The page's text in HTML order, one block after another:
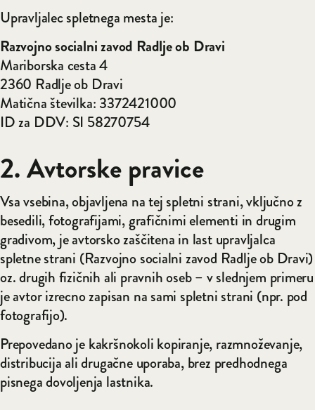
Upravljalec spletnega mesta je:
Razvojno socialni zavod Radlje ob Dravi
Mariborska cesta 4
2360 Radlje ob Dravi
Matična številka: 3372421000
ID za DDV: SI 58270754
2. Avtorske pravice
Vsa vsebina, objavljena na tej spletni strani, vključno z
besedili, fotografijami, grafičnimi elementi in drugim
gradivom, je avtorsko zaščitena in last upravljalca
spletne strani (Razvojno socialni zavod Radlje ob Dravi)
oz. drugih fizičnih ali pravnih oseb – v slednjem primeru
je avtor izrecno zapisan na sami spletni strani (npr. pod
fotografijo).
Prepovedano je kakršnokoli kopiranje, razmnoževanje,
distribucija ali drugačne uporaba, brez predhodnega
pisnega dovoljenja lastnika.